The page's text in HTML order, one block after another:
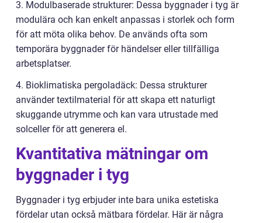
3. Modulbaserade strukturer: Dessa byggnader i tyg är
modulära och kan enkelt anpassas i storlek och form
för att möta olika behov. De används ofta som
temporära byggnader för händelser eller tillfälliga
arbetsplatser.
4. Bioklimatiska pergoladäck: Dessa strukturer
använder textilmaterial för att skapa ett naturligt
skuggande utrymme och kan vara utrustade med
solceller för att generera el.
Kvantitativa mätningar om
byggnader i tyg
Byggnader i tyg erbjuder inte bara unika estetiska
fördelar utan också mätbara fördelar. Här är några